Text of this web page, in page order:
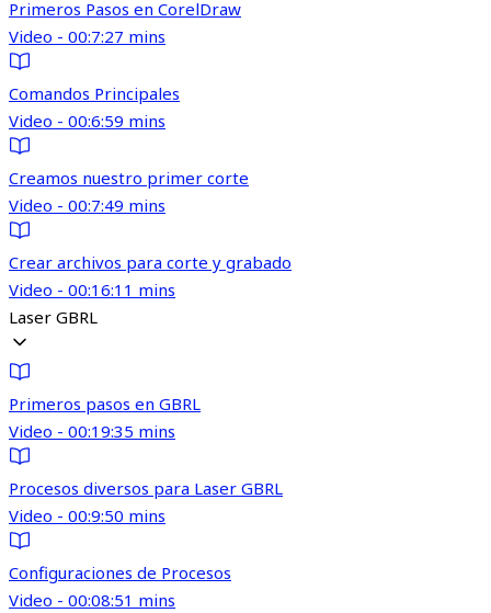
Primeros Pasos en CorelDraw
Video - 00:7:27 mins
Comandos Principales
Video - 00:6:59 mins
Creamos nuestro primer corte
Video - 00:7:49 mins
Crear archivos para corte y grabado
Video - 00:16:11 mins
Laser GBRL
Primeros pasos en GBRL
Video - 00:19:35 mins
Procesos diversos para Laser GBRL
Video - 00:9:50 mins
Configuraciones de Procesos
Video - 00:08:51 mins